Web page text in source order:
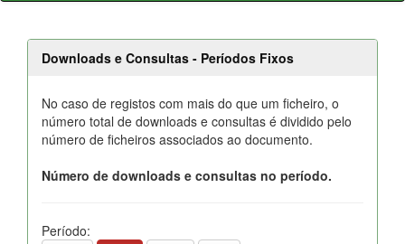
Downloads e Consultas - Períodos Fixos
No caso de registos com mais do que um ficheiro, o
número total de downloads e consultas é dividido pelo
número de ficheiros associados ao documento.
Número de downloads e consultas no período.
Período: